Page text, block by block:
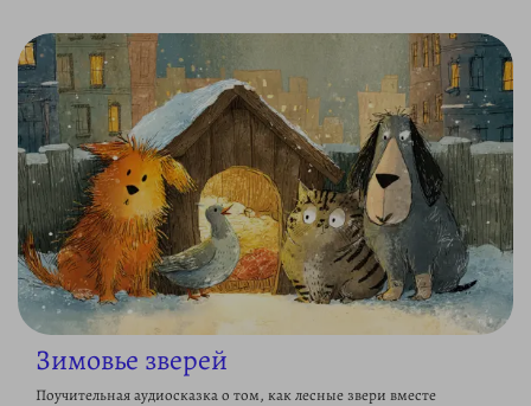
Зимовье зверей
Поучительная аудиосказка о том, как лесные звери вместе